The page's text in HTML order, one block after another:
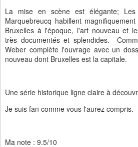
La mise en scène est élégante; Les
Marquebreucq habillent
Bruxelles à l'époque, l'art nouveau et
très documentés et splendides.
Weber complète l'ouvrage avec un
nouveau dont Bruxelles est la capitale.
Une série historique ligne claire à
Je suis fan comme vous l'aurez compris.
Ma note : 9.5/10